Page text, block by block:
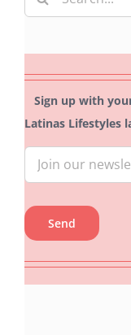
for:
Sign up with
Latinas Lifestyles